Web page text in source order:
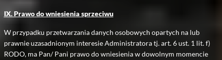
IX. Prawo do wniesienia sprzeciwu
W przypadku przetwarzania danych osobowych opartych na lub
prawnie uzasadnionym interesie Administratora tj. art. 6 ust. 1 lit. f)
RODO, ma Pan/ Pani prawo do wniesienia w dowolnym momencie